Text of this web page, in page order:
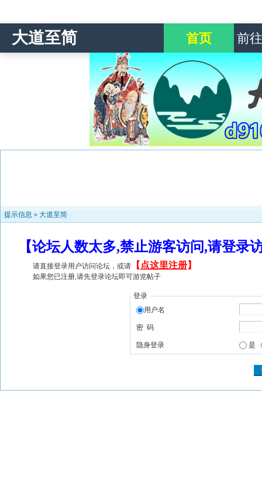
大道至简 首页 前
提示信息 » 大道至简
【论坛人数太多,禁止游客访问,请登
请直接登录用户访问论坛，或请 【 点这里注册】
如果您已注册,请先登录论坛即可游览帖子
登录
用户名
密 码
隐身登录 是